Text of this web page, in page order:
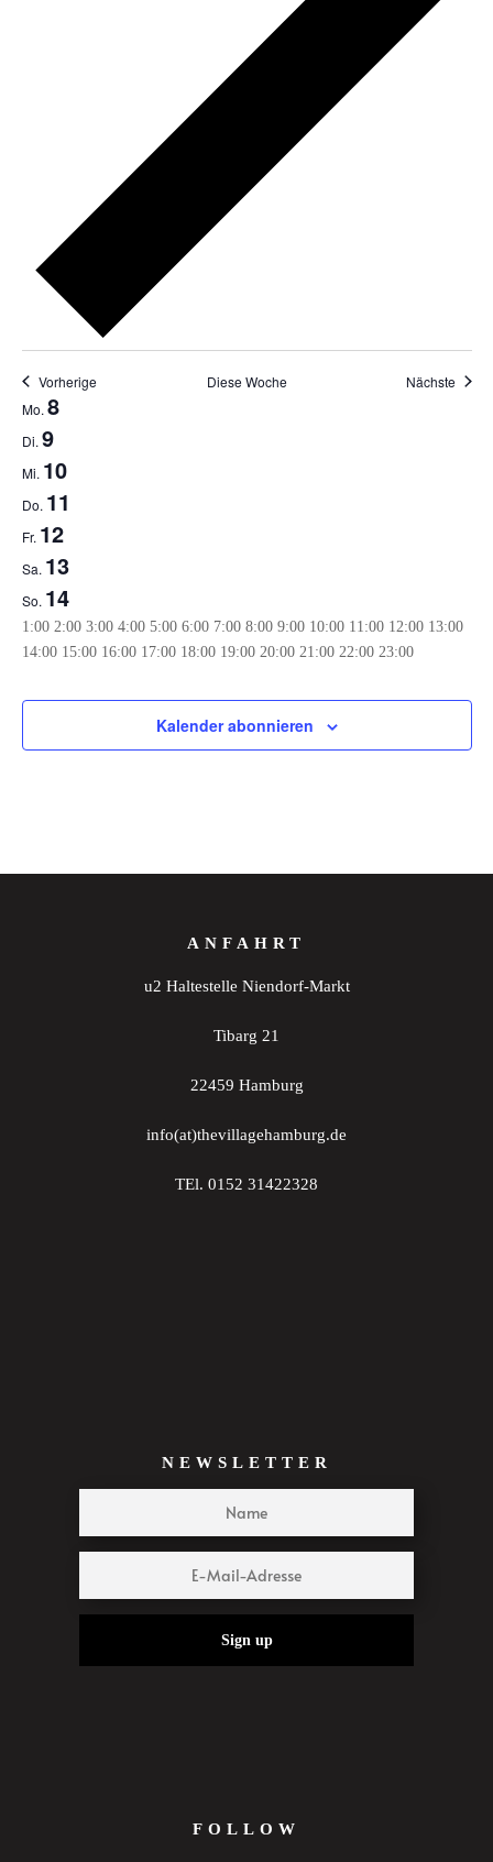
Vorherige Diese Woche Nächste
Woche
von
Veranstaltungen
Mo. 8
Di. 9
Mi. 10
Do. 11
Fr. 12
Sa. 13
So. 14
0:00
1:00 2:00 3:00 4:00 5:00 6:00 7:00 8:00 9:00 10:00 11:00 12:00 13:00
14:00 15:00 16:00 17:00 18:00 19:00 20:00 21:00 22:00 23:000:00
September
2025
Veranstaltungen
diesem
September
2025
Veranstaltungen
diesem
September
2025
Veranstaltungen
diesem
September
2025
Veranstaltungen
diesem
September
2025
Veranstaltungen
diesem
September
2025
Veranstaltungen
diesem
September
2025
Veranstaltungen
diesem
Kalender abonnieren
ANFAHRT
u2 Haltestelle Niendorf-Markt
Tibarg 21
22459 Hamburg
info(at)thevillagehamburg.de
TEl. 0152 31422328
NEWSLETTER
Sign up
FOLLOW